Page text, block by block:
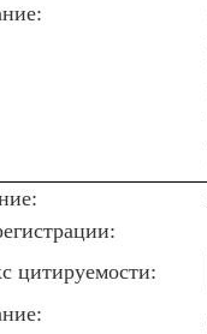
цитируемости: